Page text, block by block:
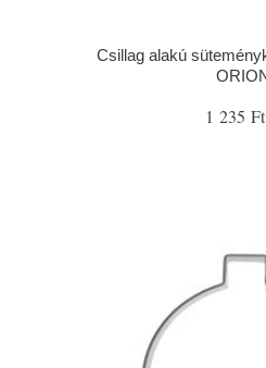
Csillag alakú
1 235 Ft